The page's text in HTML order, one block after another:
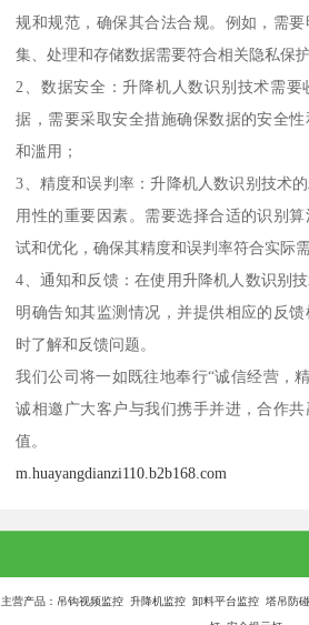
规和规范，确保其合法合规。例如，需
集、处理和存储数据需要符合相关隐私保
2、数据安全：升降机人数识别技术需
据，需要采取安全措施确保数据的安全
和滥用；
3、精度和误判率：升降机人数识别技术
用性的重要因素。需要选择合适的识别
试和优化，确保其精度和误判率符合实际需
4、通知和反馈：在使用升降机人数识别
明确告知其监测情况，并提供相应的反
时了解和反馈问题。
我们公司将一如既往地奉行“诚信经营，
诚相邀广大客户与我们携手并进，合作
值。
m.huayangdianzi110.b2b168.com
主营产品：吊钩视频监控 升降机监控 卸料平台监控 塔吊防